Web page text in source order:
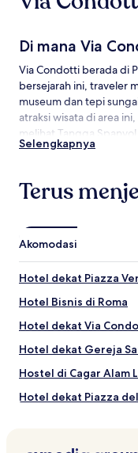
Di mana Via
Via Condotti berada di
bersejarah ini, traveler
museum dan tepi
atraksi wisata di area
melihat Tangga
Yang Wajib
Tangga Spanyol
Air Mancur Trevi
Pantheon
Aktivitas di Via
Museum Vatican
Teater de'Servi
Via del Tritone
Rinascente
Selengkapnya
Terus
Akomodasi
Hotel dekat Piazza
Hotel Bisnis di Roma
Hotel dekat Via
Hotel dekat Gereja
Hostel di Cagar Alam
Hotel dekat Piazza